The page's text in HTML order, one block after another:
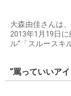
大森由佳さんは
2013年1月19日
ル”「スルースキ
“罵っていいア